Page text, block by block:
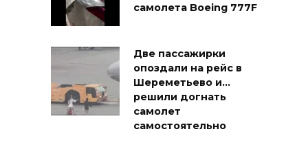
самолета Boeing 777F
Две пассажирки
опоздали на рейс в
Шереметьево и…
решили догнать
самолет
самостоятельно